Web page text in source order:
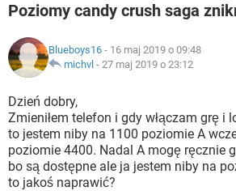
INSTAGRAM
WINDOWS 10
INSTAGRAM FACEBOOK
WINDOWS 10
ANDROID TIKTOK
GRY
IOS
INSTAGRAM
WINDOWS 10
COVID-19 TIKTOK
GRY
SPOTIFY
INSTAGRAM
WINDOWS 10
ARTYKUŁY
COVID-19
GRY
SPOTIFY NETFLIX
INSTAGRAM FACEBOOK
Poziomy candy crush saga
Blueboys16 - 16 maj 2019 o 09:48
michvl - 27 maj 2019 o 23:12
Dzień dobry,
Zmieniłem telefon i gdy włączam grę i
to jestem niby na 1100 poziomie A
poziomie 4400. Nadal A mogę ręcznie
bo są dostępne ale ja jestem niby na
to jakoś naprawić?